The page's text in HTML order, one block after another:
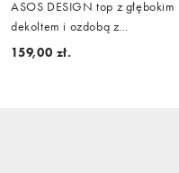
ASOS DESIGN top z głębokim
dekoltem i ozdobą z
biżuteryjnym detalem w bieli
159,00 zł.